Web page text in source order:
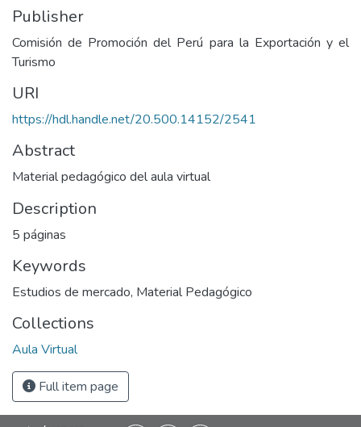
Publisher
Comisión de Promoción del Perú para la Exportación y el
Turismo
URI
https://hdl.handle.net/20.500.14152/2541
Abstract
Material pedagógico del aula virtual
Description
5 páginas
Keywords
Estudios de mercado, Material Pedagógico
Collections
Aula Virtual
Full item page